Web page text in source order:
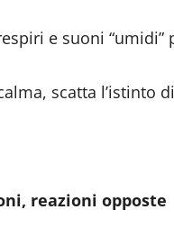
e suoni
scatta l’istinto
reazioni opposte